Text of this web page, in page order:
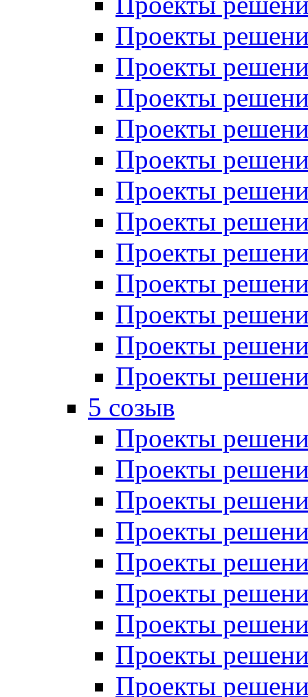
Проекты
Проекты
Проекты
Проекты
Проекты
Проекты
Проекты
Проекты
Проекты
Проекты
Проекты
Проекты
5 созыв
Проекты
Проекты
Проекты
Проекты
Проекты
Проекты
Проекты
Проекты
Проекты